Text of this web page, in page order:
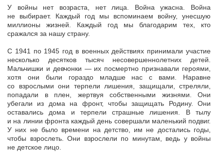
У войны нет возраста, нет лица. Война ужасна. Война
не выбирает. Каждый год мы вспоминаем войну, унесшую
миллионы жизней. Каждый год мы благодарим тех, кто
сражался за нашу страну.
С 1941 по 1945 год в военных действиях принимали участие
несколько десятков тысяч несовершеннолетних детей.
Мальчишки и девчонки — их посмертно признавали героями,
хотя они были гораздо младше нас с вами. Наравне
со взрослыми они терпели лишения, защищали, стреляли,
попадали в плен, жертвуя собственными жизнями. Они
убегали из дома на фронт, чтобы защищать Родину. Они
оставались дома и терпели страшные лишения. В тылу
и на линии фронта каждый день совершали маленький подвиг.
У них не было времени на детство, им не достались годы,
чтобы взрослеть. Они взрослели по минутам, ведь у войны
не детское лицо.